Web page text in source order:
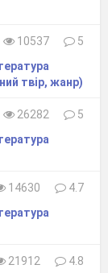
10537
5
твір, жанр)
26282
5
14630
4.7
21912
4.8